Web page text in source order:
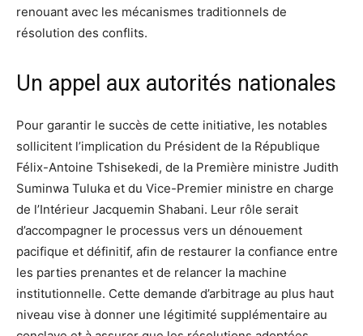
renouant avec les mécanismes traditionnels de
résolution des conflits.
Un appel aux autorités nationales
Pour garantir le succès de cette initiative, les notables
sollicitent l’implication du Président de la République
Félix-Antoine Tshisekedi, de la Première ministre Judith
Suminwa Tuluka et du Vice-Premier ministre en charge
de l’Intérieur Jacquemin Shabani. Leur rôle serait
d’accompagner le processus vers un dénouement
pacifique et définitif, afin de restaurer la confiance entre
les parties prenantes et de relancer la machine
institutionnelle. Cette demande d’arbitrage au plus haut
niveau vise à donner une légitimité supplémentaire au